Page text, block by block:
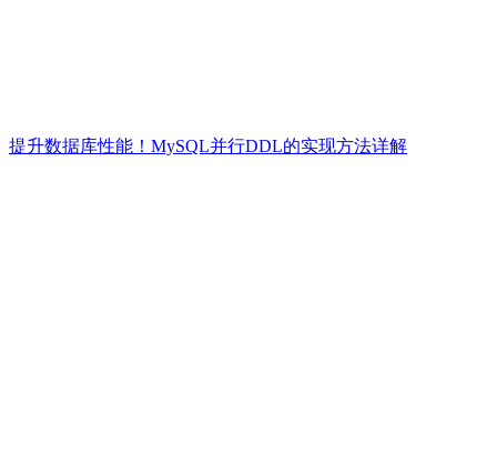
提升数据库性能！MySQL并行DDL的实现方法详解